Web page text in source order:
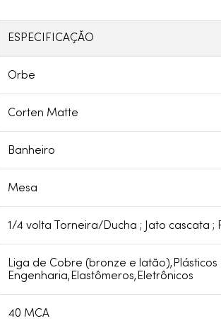
ESPECIFICAÇÃO
Orbe
Corten Matte
Banheiro
Mesa
1/4 volta Torneira/Ducha ; Jato cascata ;
Liga de Cobre (bronze e latão),Plásticos
Engenharia,Elastômeros,Eletrônicos
40 MCA